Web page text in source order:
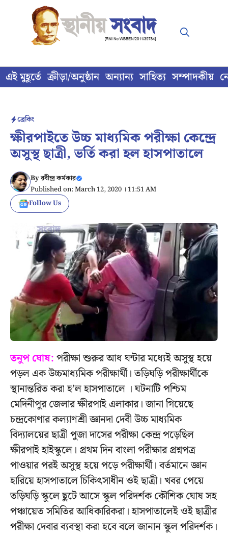
content
এই মুহূর্তে ক্রীড়া/অনুষ্ঠান অন্যান্য সাহিত্য সম্পাদকীয়
ব্রেকিং
ক্ষীরপাইতে উচ্চ মাধ্যমিক পরীক্ষা কেন্দ্রে
অসুস্থ ছাত্রী, ভর্তি করা হল হাসপাতালে
Byরবীন্দ্র কর্মকার
Published on: March 12, 2020 । 11:51 AM
Follow Us
তনুপ ঘোষ:পরীক্ষা শুরুর আধ ঘন্টার মধ্যেই অসুস্থ হয়ে
পড়ল এক উচ্চমাধ্যমিক পরীক্ষার্থী। তড়িঘড়ি পরীক্ষার্থীকে
স্থানান্তরিত করা হ’ল হাসপাতালে । ঘটনাটি পশ্চিম
মেদিনীপুর জেলার ক্ষীরপাই এলাকার। জানা গিয়েছে
চন্দ্রকোণার কল্যাণশ্রী জ্ঞানদা দেবী উচ্চ মাধ্যমিক
বিদ্যালয়ের ছাত্রী পুজা দাসের পরীক্ষা কেন্দ্র পড়েছিল
ক্ষীরপাই হাইস্কুলে। প্রথম দিন বাংলা পরীক্ষার প্রশ্নপত্র
পাওয়ার পরই অসুস্থ হয়ে পড়ে পরীক্ষার্থী। বর্তমানে জ্ঞান
হারিয়ে হাসপাতালে চিকিৎসাধীন ওই ছাত্রী। খবর পেয়ে
তড়িঘড়ি স্কুলে ছুটে আসে স্কুল পরিদর্শক কৌশিক ঘোষ সহ
পঞ্চায়েত সমিতির আধিকারিকরা। হাসপাতালেই ওই ছাত্রীর
পরীক্ষা দেবার ব্যবস্থা করা হবে বলে জানান স্কুল পরিদর্শক।